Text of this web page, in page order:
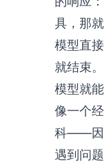
具，那
模型直
就结束
模型就
像一个
科——因
遇到问